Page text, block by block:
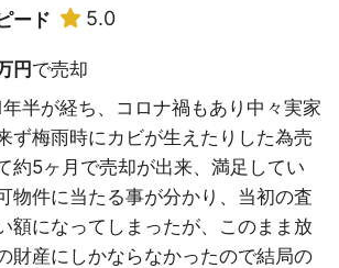
ード
5.0
円で売却
半が経ち、コロナ禍もあり中々実家
ず梅雨時にカビが生えたりした為売
約5ヶ月で売却が出来、満足してい
物件に当たる事が分かり、当初の査
額になってしまったが、このまま放
財産にしかならなかったので結局の